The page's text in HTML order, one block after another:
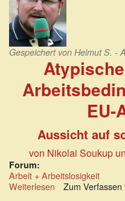
Gespeichert von Helmut S. -
EU-
Aussicht auf
von Nikolai Soukup
Forum:
Arbeit + Arbeitslosigkeit
Weiterlesen über
Zum